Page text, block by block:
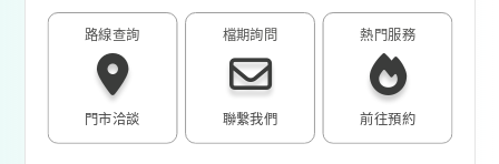
路線查詢
門市洽談
熱門服務
前往預約
檔期詢問
聯繫我們